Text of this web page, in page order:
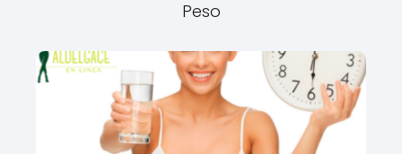
Peso